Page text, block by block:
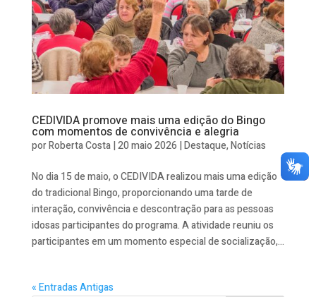
CEDIVIDA promove mais uma edição do Bingo
com momentos de convivência e alegria
porRoberta Costa|20 maio 2026 |Destaque,Notícias
No dia 15 de maio, o CEDIVIDA realizou mais uma edição
do tradicional Bingo, proporcionando uma tarde de
interação, convivência e descontração para as pessoas
idosas participantes do programa. A atividade reuniu os
participantes em um momento especial de socialização,...
« Entradas Antigas